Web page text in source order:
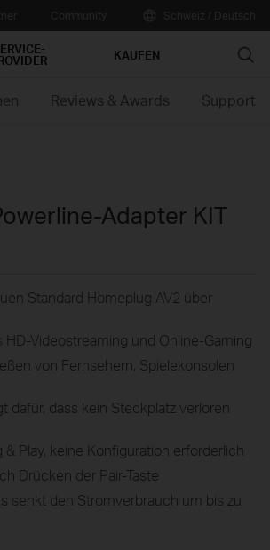
KAUFEN Search
Reviews & Awards Support
Adapter KIT
Standard Homeplug AV2 über
Videostreaming und Online-Gaming
von Fernsehern, Spielekonsolen
dafür, dass kein Steckplatz verloren
Play, keine Konfiguration erforderlich
Drücken der Pair-Taste
senkt den Stromverbrauch um bis zu